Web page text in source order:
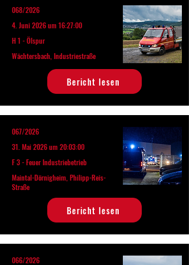
068/2026
4. Juni 2026 um 16:27:00
H 1 - Ölspur
Wächtersbach, Industriestraße
Bericht lesen
067/2026
31. Mai 2026 um 20:03:00
F 3 - Feuer Industriebetrieb
Maintal-Dörnigheim, Philipp-Reis-
Straße
Bericht lesen
066/2026